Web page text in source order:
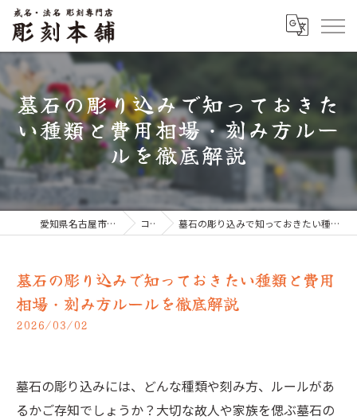
墓石の彫り込みで知っておきた
い種類と費用相場・刻み方ルー
ルを徹底解説
愛知県名古屋市のお墓なら彫刻本舗 コラム 墓石の彫り込みで知っておきたい種類と費用相場・刻み方ルールを徹底解説
墓石の彫り込みで知っておきたい種類と費用
相場・刻み方ルールを徹底解説
2026/03/02
墓石の彫り込みには、どんな種類や刻み方、ルールがあ
るかご存知でしょうか？大切な故人や家族を偲ぶ墓石の